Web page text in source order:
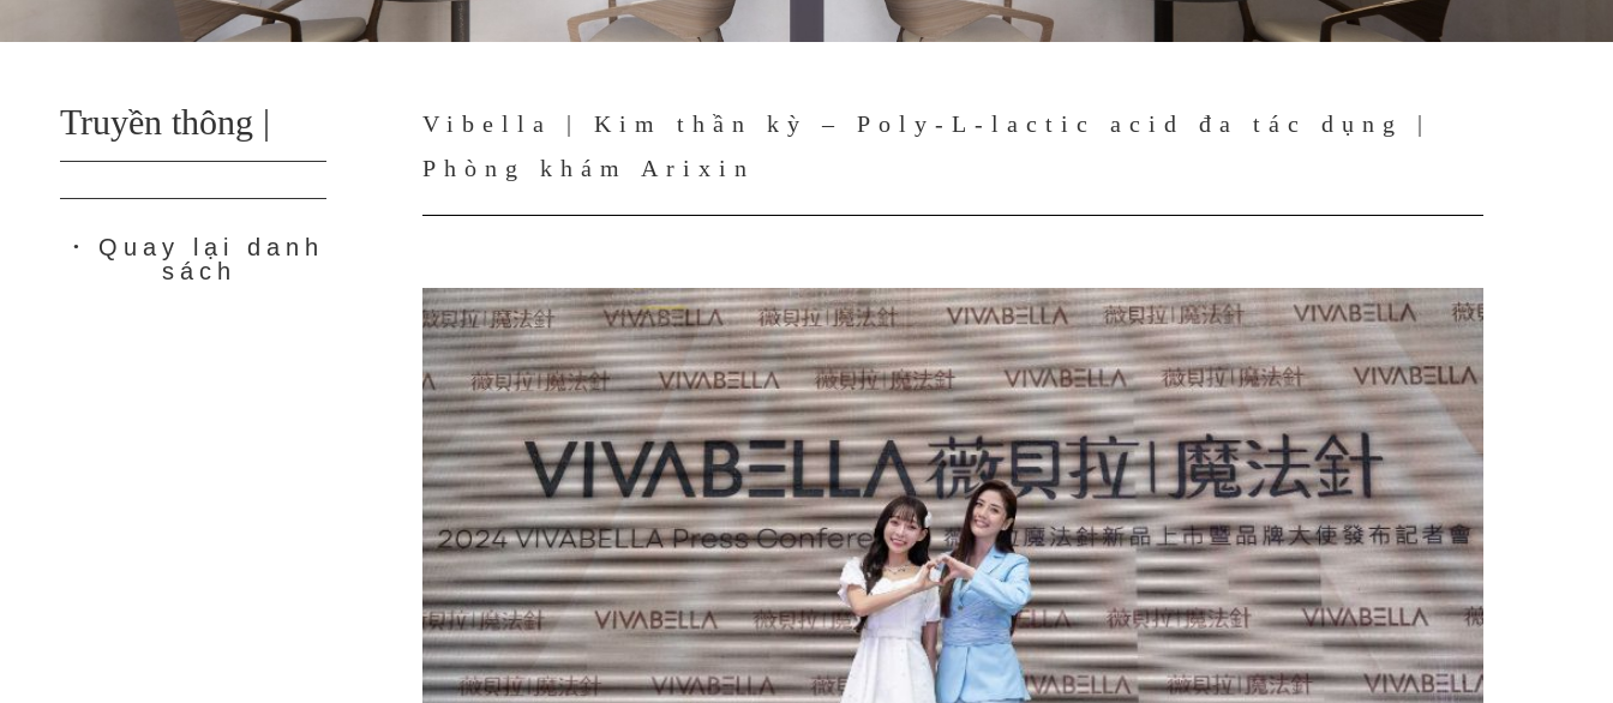
Truyền thông |
●
Quay lại danh
sách
Vibella | Kim thần kỳ – Poly-L-lactic acid đa tác dụng |
Phòng khám Arixin